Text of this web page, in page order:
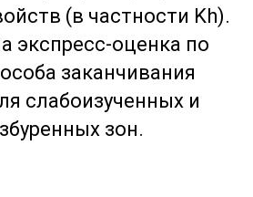
(в частности Kh).
экспресс-оценка по
заканчивания
слабоизученных и
зон.